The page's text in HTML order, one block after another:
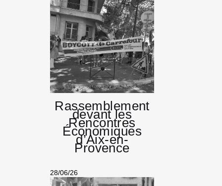
Rassemblement
devant les
Rencontres
Économiques
d’Aix-en-
Provence
28/06/26